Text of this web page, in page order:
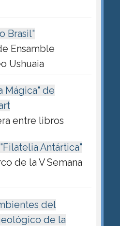
Brasil"
Ensamble
Ushuaia
Mágica" de
entre libros
Antártica"
de la V Semana
del
de la